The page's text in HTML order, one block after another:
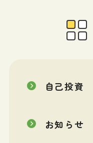
自己投資
お知らせ